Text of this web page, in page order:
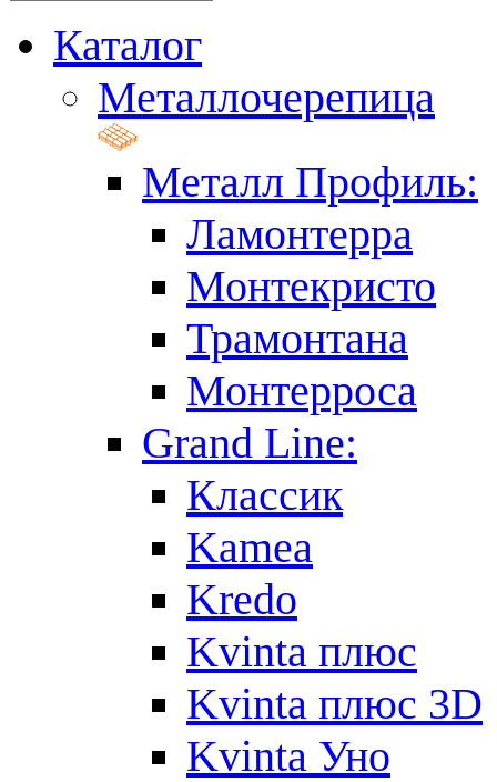
Каталог
Металлочерепица
Металл Профиль:
Ламонтерра
Монтекристо
Трамонтана
Монтерроса
Grand Line:
Классик
Kamea
Kredo
Kvinta плюс
Kvinta плюс 3D
Kvinta Уно